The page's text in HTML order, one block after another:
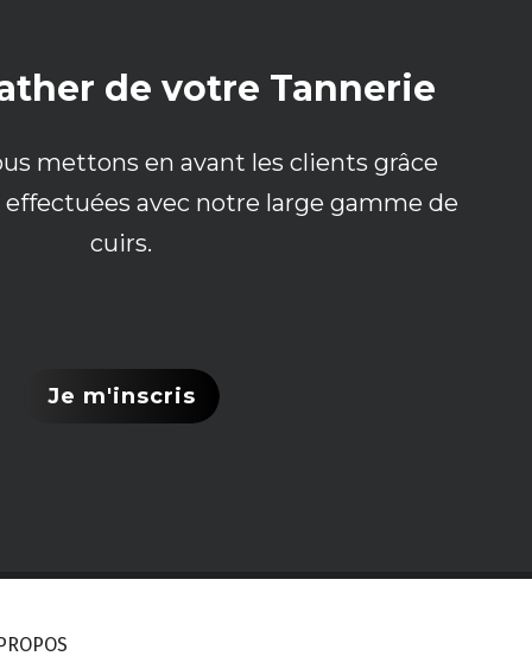
de votre Tannerie
mettons en avant les clients grâce
avec notre large gamme de
cuirs.
Je m'inscris